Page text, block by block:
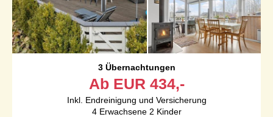
3 Übernachtungen
Ab EUR 434,-
Inkl. Endreinigung und Versicherung
4 Erwachsene 2 Kinder